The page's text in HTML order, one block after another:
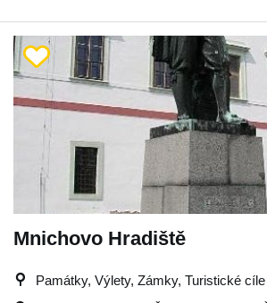
Mnichovo Hradiště
Památky, Výlety, Zámky, Turistické cíle